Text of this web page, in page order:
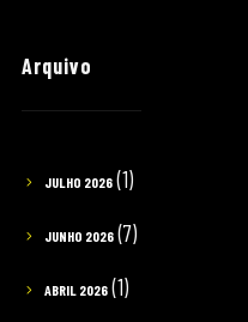
Arquivo
JULHO 2026(1)
JUNHO 2026(7)
ABRIL 2026(1)